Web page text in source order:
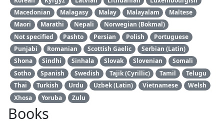
Macedonian
Malagasy Malay Malayalam
Maltese
Maori
Marathi Nepali
Norwegian (Bokmal)
Not specified
Pashto Persian Polish
Portuguese
Punjabi
Romanian Scottish Gaelic
Serbian (Latin)
Shona
Sindhi Sinhala Slovak Slovenian
Somali
Sotho
Spanish Swedish Tajik (Cyrillic) Tamil
Telugu
Thai
Turkish Urdu Uzbek (Latin) Vietnamese
Welsh
Xhosa
Yoruba Zulu
Books